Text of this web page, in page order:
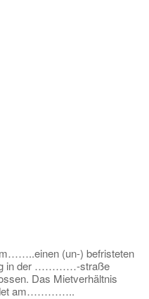
(un-) befristeten
in der …………-straße
Das Mietverhältnis
am…………..